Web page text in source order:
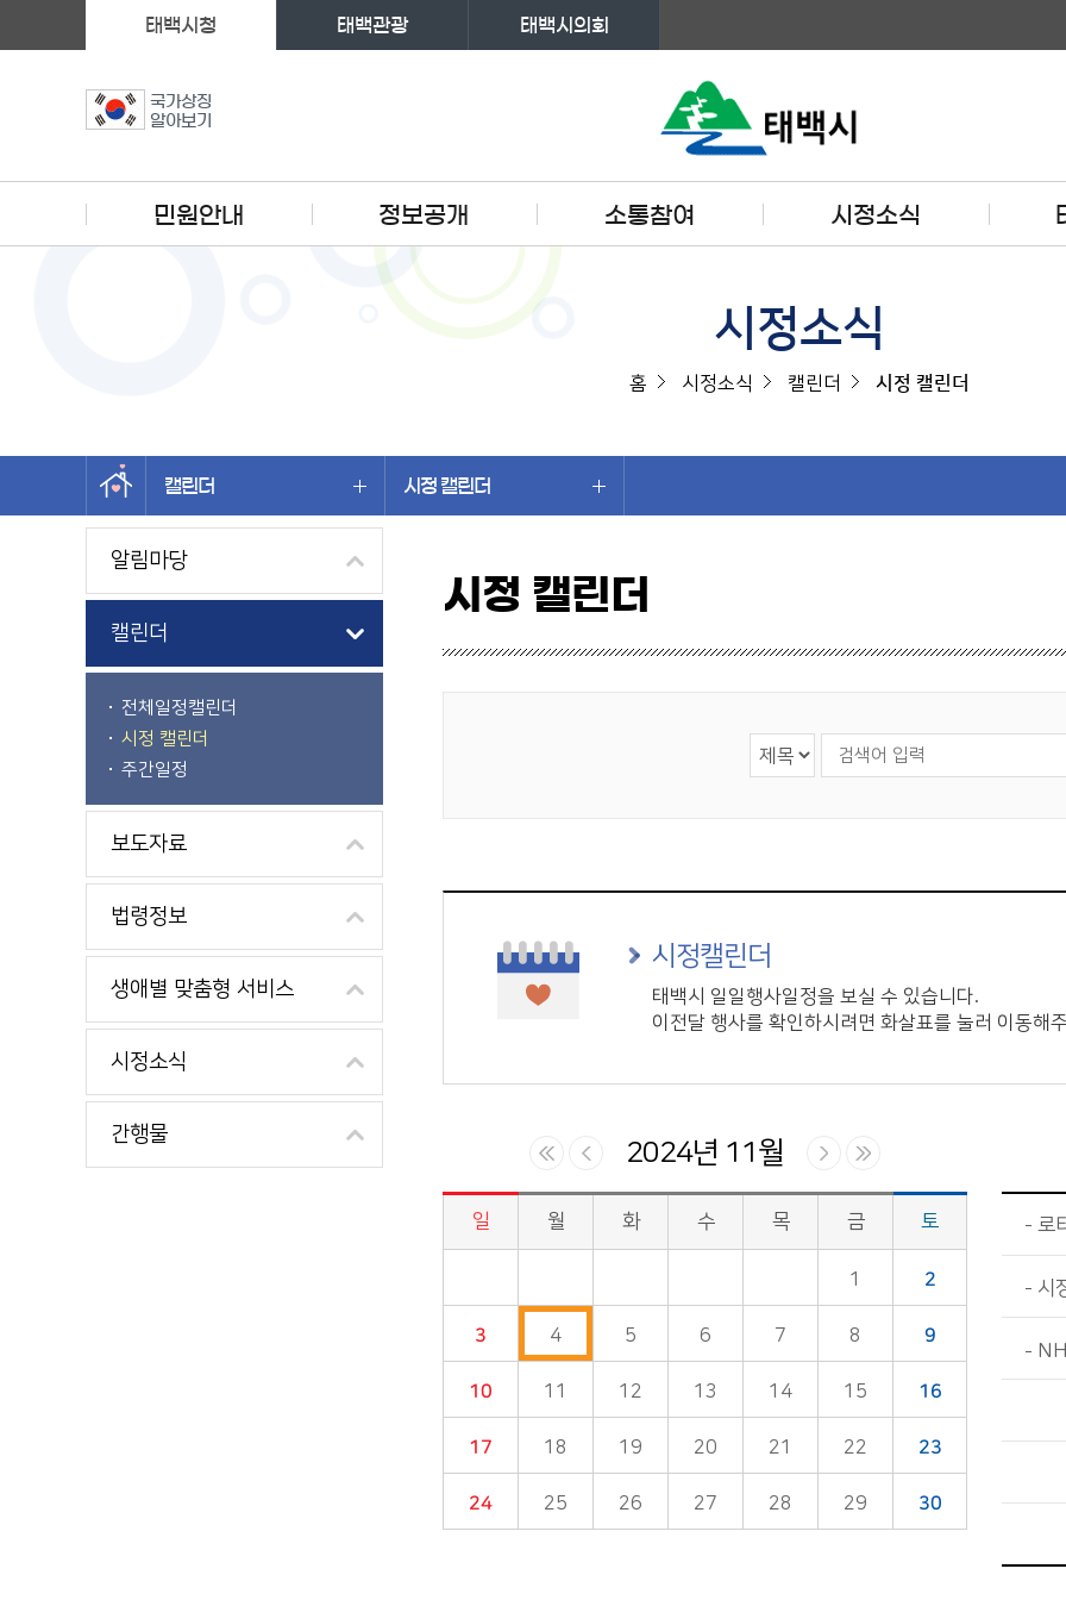
국가상징
알아보기
태백시청 태백관광 태백시의회
민원안내 정보공개 소통참여 시정소식
시정소식
홈 시정소식 캘린더 시정 캘린더
캘린더 시정 캘린더
왼쪽메뉴
알림마당
캘린더
전체일정캘린더
시정 캘린더
주간일정
보도자료
법령정보
생애별 맞춤형 서비스
시정소식
간행물
시정 캘린더
시정캘린더
태백시 일일행사일정을 보실 수 있습니다.
이전달 행사를 확인하시려면 화살표를 눌러 이동해
2024년 11월
시정소식>시정 캘린더 게시판의 (2024년 11월) 달력형태로 일정명, 일정내용을 제공합니다.
일 월 화 수 목 금 토
1 2
3 4 5 6 7 8 9
10 11 12 13 14 15 16
17 18 19 20 21 22 23
24 25 26 27 28 29 30
로
시